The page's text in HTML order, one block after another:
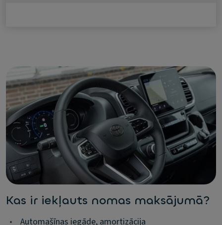
Kas ir iekļauts nomas maksājumā?
•
Automašīnas iegāde, amortizācija